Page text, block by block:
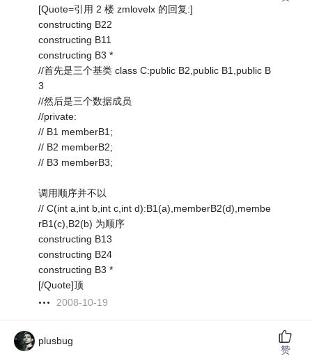
[Quote=引用 2 楼 zmlovelx 的回复:]
constructing B22
constructing B11
constructing B3 *
//首先是三个基类 class C:public B2,public B1,public B
3
//然后是三个数据成员
//private:
// B1 memberB1;
// B2 memberB2;
// B3 memberB3;
调用顺序并不以
// C(int a,int b,int c,int d):B1(a),memberB2(d),membe
rB1(c),B2(b) 为顺序
constructing B13
constructing B24
constructing B3 *
[/Quote]顶
2008-10-19
plusbug
赞